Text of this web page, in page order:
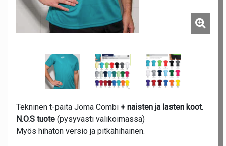
Tekninen t-paita Joma Combi + naisten ja lasten koot.
N.O.S tuote (pysyvästi valikoimassa)
Myös hihaton versio ja pitkähihainen.